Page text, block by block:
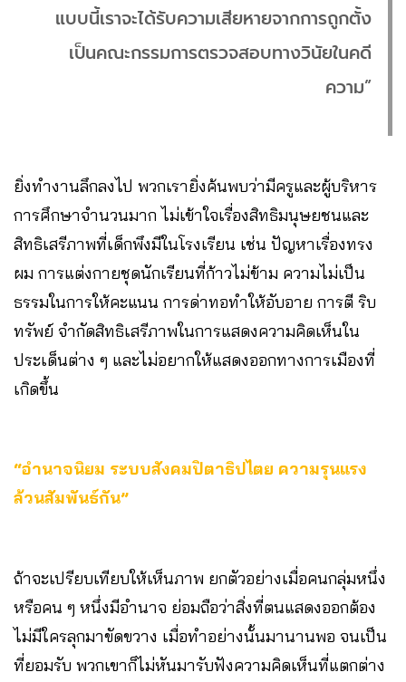
แบบนี้เราจะได้รับความเสียหายจากการถูกตั้ง
เป็นคณะกรรมการตรวจสอบทางวินัยในคดี
ความ”
ยิ่งทำงานลึกลงไป พวกเรายิ่งค้นพบว่ามีครูและผู้บริหาร
การศึกษาจำนวนมาก ไม่เข้าใจเรื่องสิทธิมนุษยชนและ
สิทธิเสรีภาพที่เด็กพึงมีในโรงเรียน เช่น ปัญหาเรื่องทรง
ผม การแต่งกายชุดนักเรียนที่ก้าวไม่ข้าม ความไม่เป็น
ธรรมในการให้คะแนน การด่าทอทำให้อับอาย การตี ริบ
ทรัพย์ จำกัดสิทธิเสรีภาพในการแสดงความคิดเห็นใน
ประเด็นต่าง ๆ และไม่อยากให้แสดงออกทางการเมืองที่
เกิดขึ้น
“อำนาจนิยม ระบบสังคมปิตาธิปไตย ความรุนแรง
ล้วนสัมพันธ์กัน”
ถ้าจะเปรียบเทียบให้เห็นภาพ ยกตัวอย่างเมื่อคนกลุ่มหนึ่ง
หรือคน ๆ หนึ่งมีอำนาจ ย่อมถือว่าสิ่งที่ตนแสดงออกต้อง
ไม่มีใครลุกมาขัดขวาง เมื่อทำอย่างนั้นมานานพอ จนเป็น
ที่ยอมรับ พวกเขาก็ไม่หันมารับฟังความคิดเห็นที่แตกต่าง